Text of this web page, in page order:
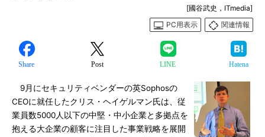
[國谷武史，ITmedia]
PC用表示
関連情報
Share Post LINE Hatena
9月にセキュリティベンダーの英Sophosの
CEOに就任したクリス・ヘイゲルマン氏は、従
業員数5000人以下の中堅・中小企業と多拠点を
抱える大企業の顧客に注目した事業戦略を展開